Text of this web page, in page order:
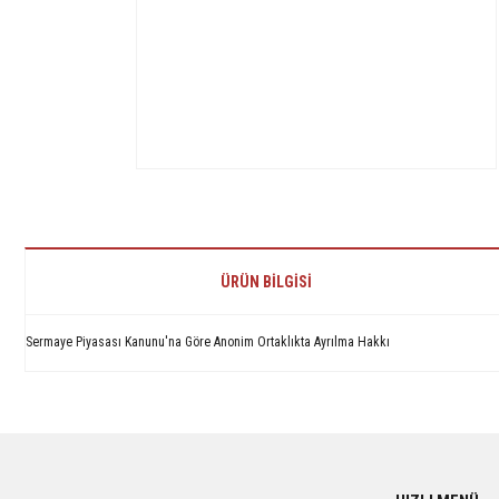
ÜRÜN BILGISI
Sermaye Piyasası Kanunu'na Göre Anonim Ortaklıkta Ayrılma Hakkı